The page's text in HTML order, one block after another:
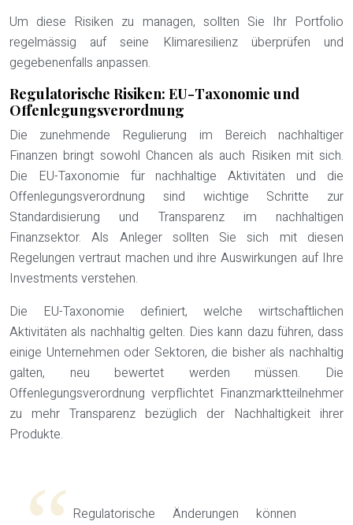
Um diese Risiken zu managen, sollten Sie Ihr Portfolio
regelmässig auf seine Klimaresilienz überprüfen und
gegebenenfalls anpassen.
Regulatorische Risiken: EU-Taxonomie und
Offenlegungsverordnung
Die zunehmende Regulierung im Bereich nachhaltiger
Finanzen bringt sowohl Chancen als auch Risiken mit sich.
Die EU-Taxonomie für nachhaltige Aktivitäten und die
Offenlegungsverordnung sind wichtige Schritte zur
Standardisierung und Transparenz im nachhaltigen
Finanzsektor. Als Anleger sollten Sie sich mit diesen
Regelungen vertraut machen und ihre Auswirkungen auf Ihre
Investments verstehen.
Die EU-Taxonomie definiert, welche wirtschaftlichen
Aktivitäten als nachhaltig gelten. Dies kann dazu führen, dass
einige Unternehmen oder Sektoren, die bisher als nachhaltig
galten, neu bewertet werden müssen. Die
Offenlegungsverordnung verpflichtet Finanzmarktteilnehmer
zu mehr Transparenz bezüglich der Nachhaltigkeit ihrer
Produkte.
Regulatorische Änderungen können